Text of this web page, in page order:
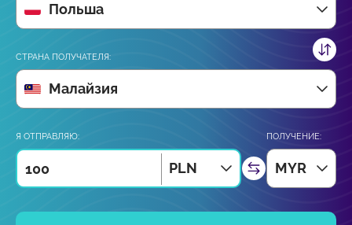
Польша
СТРАНА ПОЛУЧАТЕЛЯ:
Малайзия
Я ОТПРАВЛЯЮ:
PLN
ПОЛУЧЕНИЕ:
MYR